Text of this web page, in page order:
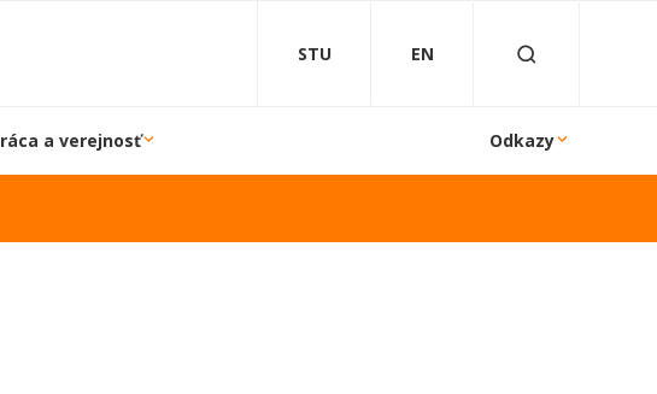
STU EN
a verejnosť Odkazy